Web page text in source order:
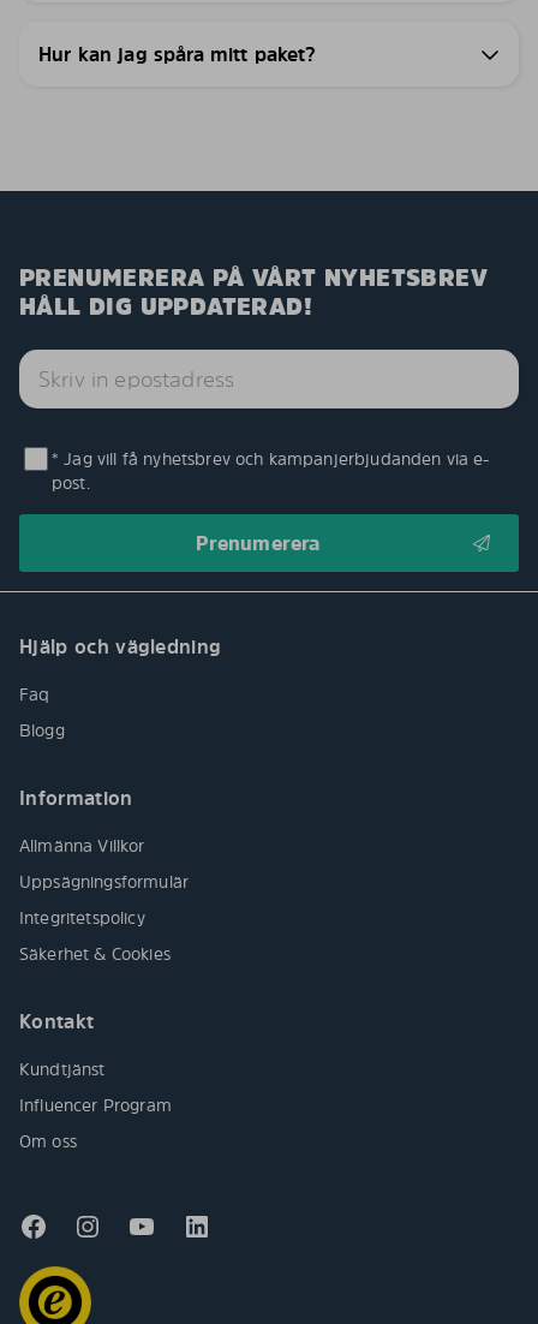
Hur kan jag spåra mitt paket?
PRENUMERERA PÅ VÅRT NYHETSBREV
HÅLL DIG UPPDATERAD!
* Jag vill få nyhetsbrev och kampanjerbjudanden via e-
post.
Hjälp och vägledning
Faq
Blogg
Information
Allmänna Villkor
Uppsägningsformulär
Integritetspolicy
Säkerhet & Cookies
Kontakt
Kundtjänst
Influencer Program
Om oss